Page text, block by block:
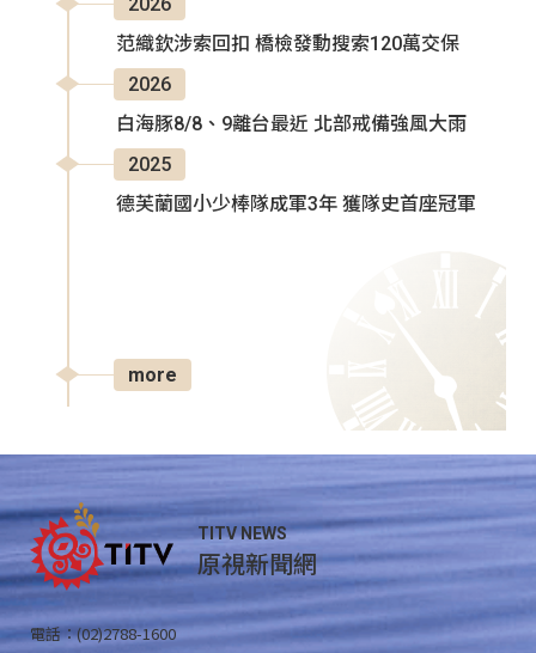
范織欽涉索回扣 橋檢發動搜索120萬交保
2026
白海豚8/8、9離台最近 北部戒備強風大雨
2025
德芙蘭國小少棒隊成軍3年 獲隊史首座冠軍
more
TITV NEWS
原視新聞網
電話：(02)2788-1600